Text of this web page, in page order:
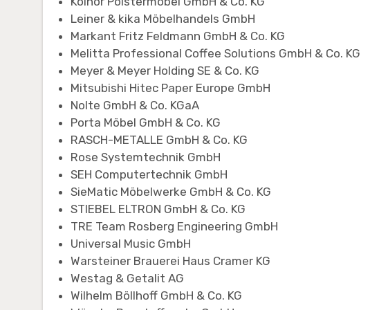
Leiner & kika Möbelhandels GmbH
Markant Fritz Feldmann GmbH & Co. KG
Melitta Professional Coffee Solutions GmbH & Co. KG
Meyer & Meyer Holding SE & Co. KG
Mitsubishi Hitec Paper Europe GmbH
Nolte GmbH & Co. KGaA
Porta Möbel GmbH & Co. KG
RASCH-METALLE GmbH & Co. KG
Rose Systemtechnik GmbH
SEH Computertechnik GmbH
SieMatic Möbelwerke GmbH & Co. KG
STIEBEL ELTRON GmbH & Co. KG
TRE Team Rosberg Engineering GmbH
Universal Music GmbH
Warsteiner Brauerei Haus Cramer KG
Westag & Getalit AG
Wilhelm Böllhoff GmbH & Co. KG